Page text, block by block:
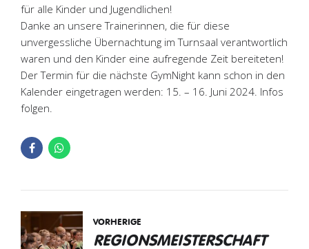
für alle Kinder und Jugendlichen!
Danke an unsere Trainerinnen, die für diese
unvergessliche Übernachtung im Turnsaal verantwortlich
waren und den Kinder eine aufregende Zeit bereiteten!
Der Termin für die nächste GymNight kann schon in den
Kalender eingetragen werden: 15. – 16. Juni 2024. Infos
folgen.
VORHERIGE
REGIONSMEISTERSCHAFT